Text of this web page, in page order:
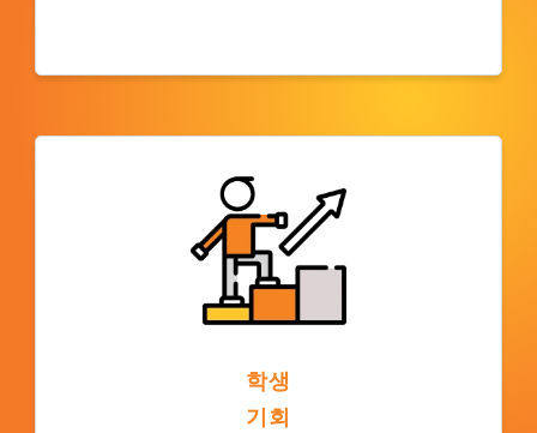
귀고, 미국의 사회적, 학문적 전통을 이해할 수
학생
기회